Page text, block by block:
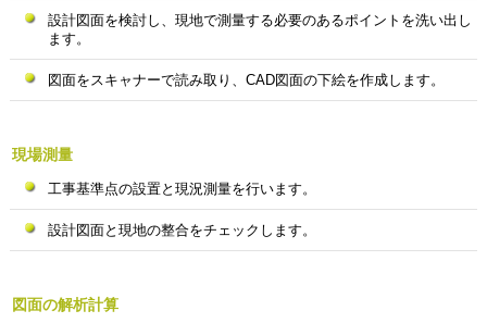
設計図面を検討し、現地で測量する必要のあるポイントを洗い出し
ます。
図面をスキャナーで読み取り、CAD図面の下絵を作成します。
現場測量
工事基準点の設置と現況測量を行います。
設計図面と現地の整合をチェックします。
図面の解析計算